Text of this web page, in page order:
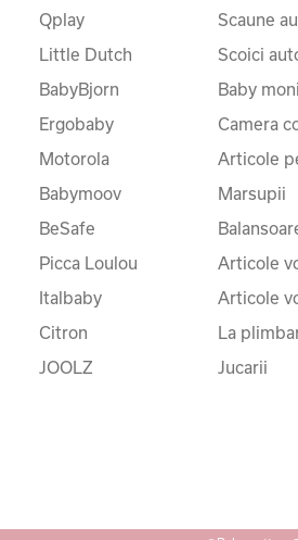
Qplay
Little Dutch
BabyBjorn
Ergobaby
Motorola
Babymoov
BeSafe
Picca Loulou
Italbaby
Citron
JOOLZ
Scaune
Scoici
Baby
Camera
Articole
Marsupii
Articole
Articole
La
Jucarii